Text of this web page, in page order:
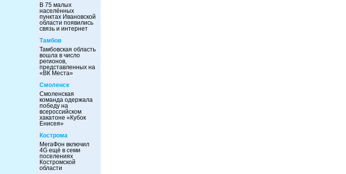
В 75 малых
населённых
пунктах Ивановской
области появились
связь и интернет
Тамбов
Тамбовская область
вошла в число
регионов,
представленных на
«ВК Места»
Смоленск
Смоленская
команда одержала
победу на
всероссийском
хакатоне «Кубок
Енисея»
Кострома
МегаФон включил
4G ещё в семи
поселениях
Костромской
области